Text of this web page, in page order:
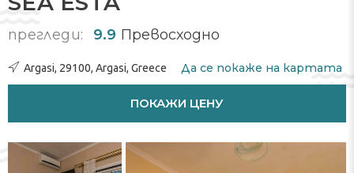
прегледи: 9.9 Превосходно
Argasi, 29100, Argasi, Greece Да се ​​покаже на картата
ПОКАЖИ ЦЕНУ